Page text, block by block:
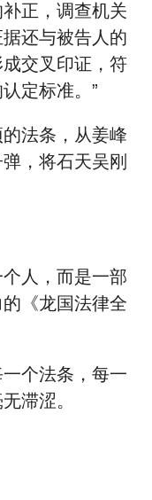
正，调查机关
还与被告人的
交叉印证，符
定标准。”
法条，从姜峰
，将石天吴刚
人，而是一部
《龙国法律全
个法条，每一
滞涩。